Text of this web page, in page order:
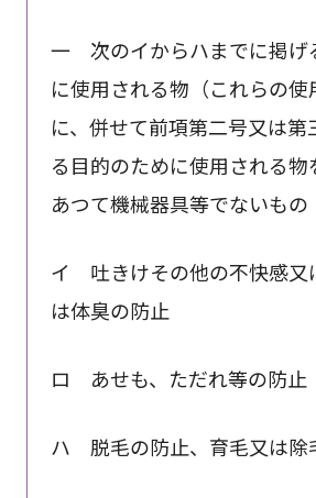
一 次のイからハまでに掲げ
に使用される物（これらの使
に、併せて前項第二号又は第
る目的のために使用される物
あつて機械器具等でないもの
イ 吐きけその他の不快感又
は体臭の防止
ロ あせも、ただれ等の防止
ハ 脱毛の防止、育毛又は除